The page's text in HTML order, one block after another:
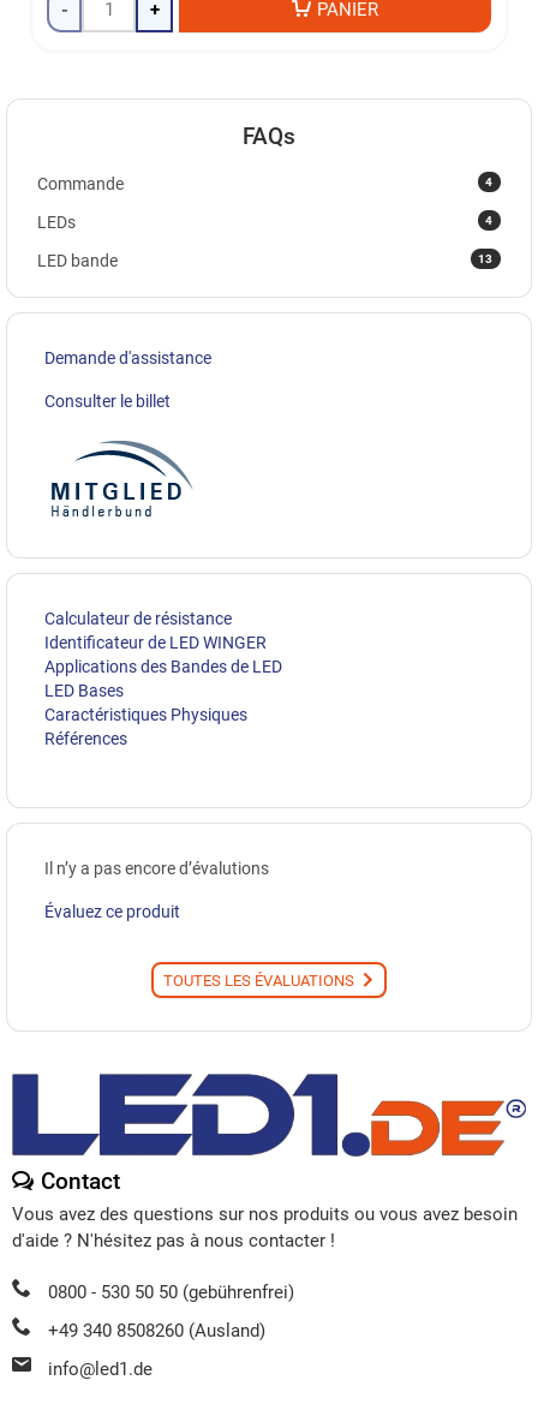
- + PANIER
FAQs
4
Commande
4
LEDs
13
LED bande
Demande d'assistance
Consulter le billet
Calculateur de résistance
Identificateur de LED WINGER
Applications des Bandes de LED
LED Bases
Caractéristiques Physiques
Références
Il n’y a pas encore d’évalutions
Évaluez ce produit
TOUTES LES ÉVALUATIONS
Contact
Vous avez des questions sur nos produits ou vous avez besoin
d'aide ? N'hésitez pas à nous contacter !
0800 - 530 50 50 (gebührenfrei)
+49 340 8508260 (Ausland)
info@led1.de